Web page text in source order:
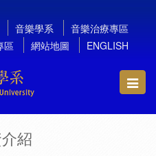
音樂學系
音樂治療專區
區
網站地圖 ENGLISH
紹